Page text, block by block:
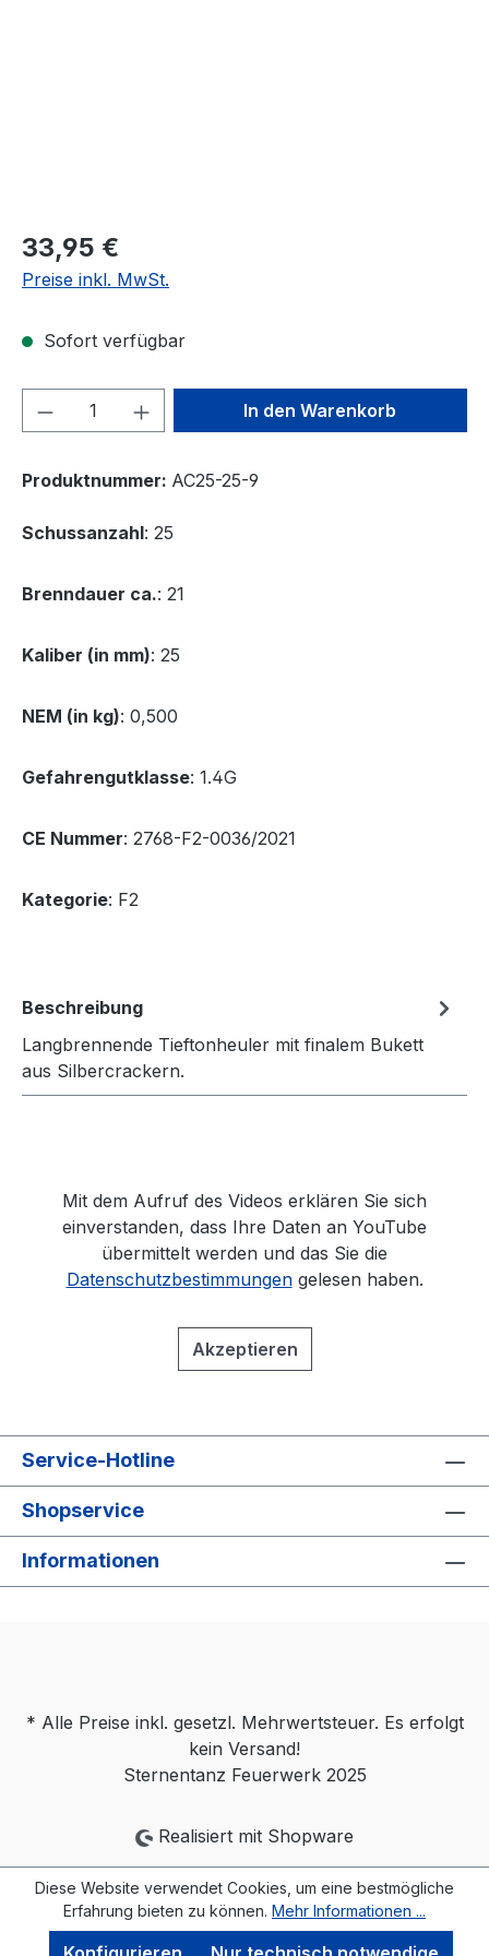
33,95 €
Preise inkl. MwSt.
Sofort verfügbar
Produkt Anzahl: Gib denIn den Warenkorb
Produktnummer: AC25-25-9
Schussanzahl: 25
Brenndauer ca.: 21
Kaliber (in mm): 25
NEM (in kg): 0,500
Gefahrengutklasse: 1.4G
CE Nummer: 2768-F2-0036/2021
Kategorie: F2
Beschreibung
Langbrennende Tieftonheuler mit finalem Bukett
aus Silbercrackern.
Mit dem Aufruf des Videos erklären Sie sich
einverstanden, dass Ihre Daten an YouTube
übermittelt werden und das Sie die
Datenschutzbestimmungengelesen haben.
Akzeptieren
Service-Hotline
Shopservice
Informationen
* Alle Preise inkl. gesetzl. Mehrwertsteuer. Es erfolgt
kein Versand!
Sternentanz Feuerwerk 2025
Realisiert mit Shopware
Diese Website verwendet Cookies, um eine bestmögliche
Erfahrung bieten zu können. Mehr Informationen ...